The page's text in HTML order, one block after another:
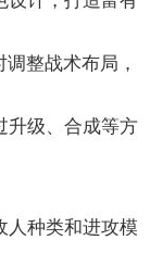
整战术布局，
升级、合成等方
人种类和进攻模